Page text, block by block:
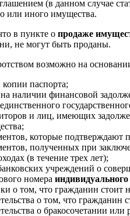
(в данном случае
или иного имущества.
в пункте о продаже
не могут быть проданы.
возможно на
паспорта;
наличии финансовой
и лиц, имеющих
которые подтверждают
полученных при
(в течение трех лет);
учреждений о
номера индивидуального
о том, что гражданин стоит
о том, что гражданин
о бракосочетании или